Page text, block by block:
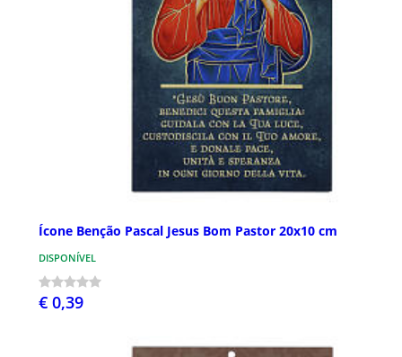
Ícone Benção Pascal Jesus Bom Pastor 20x10 cm
DISPONÍVEL
€ 0,39